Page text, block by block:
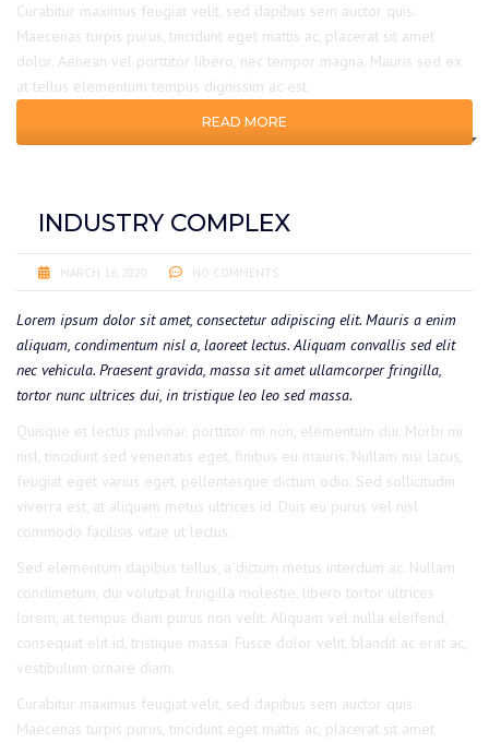
Curabitur maximus feugiat velit, sed dapibus sem auctor quis.
Maecenas turpis purus, tincidunt eget mattis ac, placerat sit amet
dolor. Aenean vel porttitor libero, nec tempor magna. Mauris sed ex
at tellus elementum tempus dignissim ac est.
READ MORE
INDUSTRY COMPLEX
MARCH 16, 2020 NO COMMENTS
Lorem ipsum dolor sit amet, consectetur adipiscing elit. Mauris a enim
aliquam, condimentum nisl a, laoreet lectus. Aliquam convallis sed elit
nec vehicula. Praesent gravida, massa sit amet ullamcorper fringilla,
tortor nunc ultrices dui, in tristique leo leo sed massa.
Quisque et lectus pulvinar, porttitor mi non, elementum dui. Morbi mi
nisl, tincidunt sed venenatis eget, finibus eu mauris. Nullam nisi lacus,
feugiat eget varius eget, pellentesque dictum odio. Sed sollicitudin
viverra est, at aliquam metus ultrices id. Duis eu purus vel nisl
commodo facilisis vitae ut lectus.
Sed elementum dapibus tellus, a dictum metus interdum ac. Nullam
condimetum, dui volutpat fringilla molestie, libero tortor ultrices
lorem, at tempus diam purus non velit. Aliquam vel nulla eleifend,
consequat elit id, tristique massa. Fusce dolor velit, blandit ac erat ac,
vestibulum ornare diam.
Curabitur maximus feugiat velit, sed dapibus sem auctor quis.
Maecenas turpis purus, tincidunt eget mattis ac, placerat sit amet